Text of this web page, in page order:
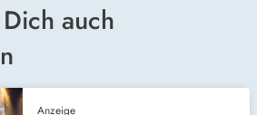
auch
Anzeige